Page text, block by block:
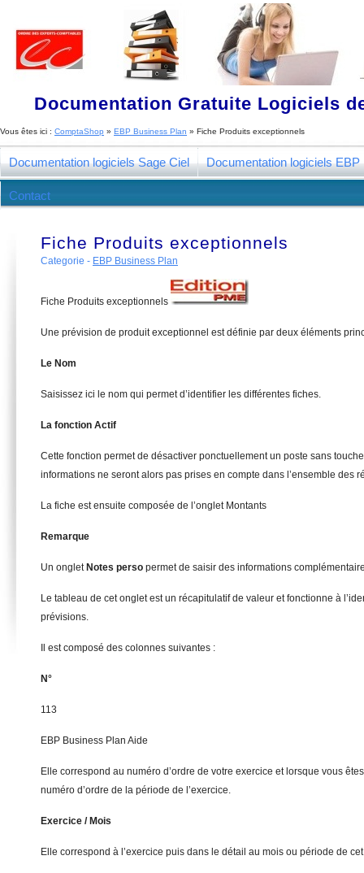
Documentation Gratuite Logiciels
Vous êtes ici : ComptaShop » EBP Business Plan » Fiche Produits exceptionnels
Documentation logiciels Sage Ciel Documentation logiciels EBP
Contact
Fiche Produits exceptionnels
Categorie - EBP Business Plan
Fiche Produits exceptionnels
Une prévision de produit exceptionnel est définie par deux éléments
Le Nom
Saisissez ici le nom qui permet d’identifier les différentes fiches.
La fonction Actif
Cette fonction permet de désactiver ponctuellement un poste sans
informations ne seront alors pas prises en compte dans l’ensemble des
La fiche est ensuite composée de l’onglet Montants
Remarque
Un onglet Notes perso permet de saisir des informations
Le tableau de cet onglet est un récapitulatif de valeur et fonctionne à
prévisions.
Il est composé des colonnes suivantes :
N°
113
EBP Business Plan Aide
Elle correspond au numéro d’ordre de votre exercice et lorsque vous
numéro d’ordre de la période de l’exercice.
Exercice / Mois
Elle correspond à l’exercice puis dans le détail au mois ou période de